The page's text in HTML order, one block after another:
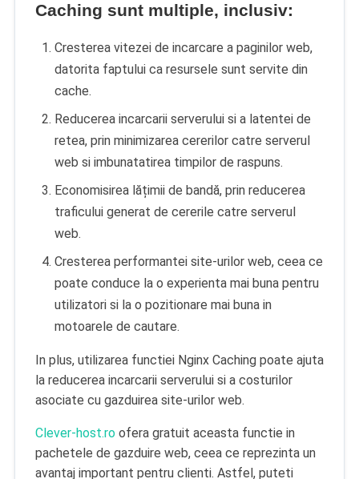
Caching sunt multiple, inclusiv:
Cresterea vitezei de incarcare a paginilor web,
datorita faptului ca resursele sunt servite din
cache.
Reducerea incarcarii serverului si a latentei de
retea, prin minimizarea cererilor catre serverul
web si imbunatatirea timpilor de raspuns.
Economisirea lățimii de bandă, prin reducerea
traficului generat de cererile catre serverul
web.
Cresterea performantei site-urilor web, ceea ce
poate conduce la o experienta mai buna pentru
utilizatori si la o pozitionare mai buna in
motoarele de cautare.
In plus, utilizarea functiei Nginx Caching poate ajuta
la reducerea incarcarii serverului si a costurilor
asociate cu gazduirea site-urilor web.
Clever-host.roofera gratuit aceasta functie in
pachetele de gazduire web, ceea ce reprezinta un
avantaj important pentru clienti. Astfel, puteti